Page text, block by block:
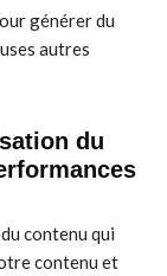
générer du
autres
du
contenu qui
contenu et